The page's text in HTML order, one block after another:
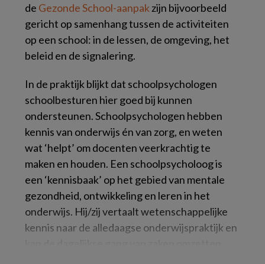
de Gezonde School-aanpak zijn bijvoorbeeld
gericht op samenhang tussen de activiteiten
op een school: in de lessen, de omgeving, het
beleid en de signalering.
In de praktijk blijkt dat schoolpsychologen
schoolbesturen hier goed bij kunnen
ondersteunen. Schoolpsychologen hebben
kennis van onderwijs én van zorg, en weten
wat ‘helpt’ om docenten veerkrachtig te
maken en houden. Een schoolpsycholoog is
een ‘kennisbaak’ op het gebied van mentale
gezondheid, ontwikkeling en leren in het
onderwijs. Hij/zij vertaalt wetenschappelijke
kennis naar de alledaagse onderwijspraktijk en